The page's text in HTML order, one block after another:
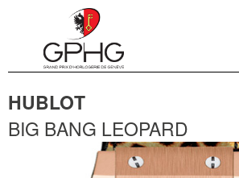
HUBLOT
BIG BANG LEOPARD